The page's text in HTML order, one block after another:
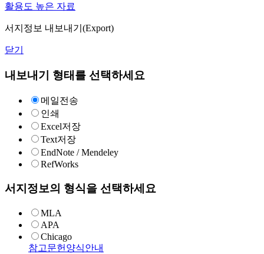
활용도 높은 자료
서지정보 내보내기(Export)
닫기
내보내기 형태를 선택하세요
메일전송
인쇄
Excel저장
Text저장
EndNote / Mendeley
RefWorks
서지정보의 형식을 선택하세요
MLA
APA
Chicago
참고문헌양식안내